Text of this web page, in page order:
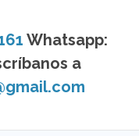
Whatsapp:
a